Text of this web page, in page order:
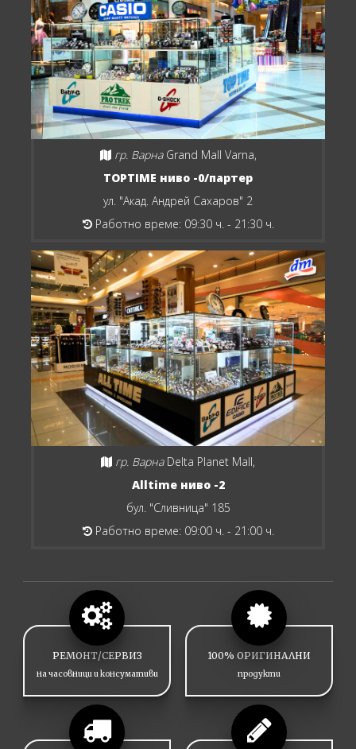
гр. Варна Grand Mall Varna,
TOPTIME ниво -0/партер
ул. "Акад. Андрей Сахаров" 2
Работно време: 09:30 ч. - 21:30 ч.
гр. Варна Delta Planet Mall,
Alltime ниво -2
бул. "Сливница" 185
Работно време: 09:00 ч. - 21:00 ч.
РЕМОНТ/СЕРВИЗ
на часовници и консумативи
100% ОРИГИНАЛНИ
продукти